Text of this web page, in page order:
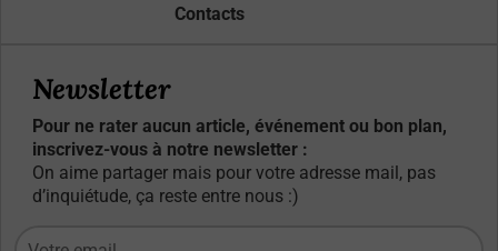
Contacts
Newsletter
Pour ne rater aucun article, événement ou bon plan,
inscrivez-vous à notre newsletter :
On aime partager mais pour votre adresse mail, pas
d’inquiétude, ça reste entre nous :)